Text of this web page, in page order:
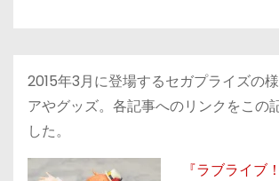
2015年3月に登場するセガプライズの
アやグッズ。各記事へのリンクをこの
した。
『ラブライブ